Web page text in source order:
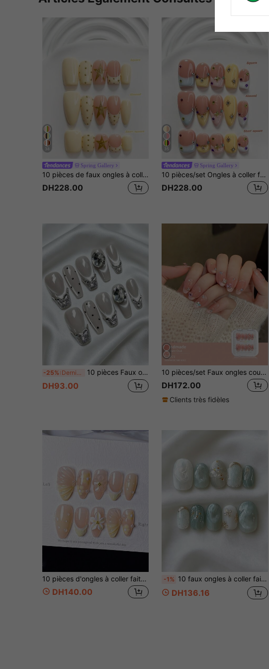
38
Spring Gallery
10 pièces de faux ongles à coller faits main de style doux et élégant, ensemble d'art des ongles en polygel, motif étoile, vernis à ongles jaune & rose, style frais, comprend des outils pour les ongles, 3 tailles disponibles, carré, carré court, forme amande, convient pour les fêtes, la danse, le port quotidien
DH228.00
35
Spring Gallery
10 pièces/set Ongles à coller faits main style fille mode douce, set d'art des ongles en polygel, décoration de strass colorés en forme d'étoile, schéma de couleurs jaune bleu rose, style frais d'été, comprend des outils pour les ongles, 3 tailles disponibles, forme carrée/carrée courte/amande, convient pour les fêtes, la danse, le port quotidien
DH228.00
-25% Derniers 3 jours 10 pièces Faux ongles à coller faits main, ongles acryliques en forme de cercueil, ongles rose nude doux & argent, ongles pailletés œil de chat, ongles français pailletés, ongles ornés de strass avec de grands diamants, ongles d'automne élégants minimalistes avant-garde, ongles à coller d'automne, convenant pour les fêtes, le quotidien, les rendez-vous, la plage, les vacances tropicales et autres occasions, art des ongles faux DIY, convenant aux femmes et aux filles comme cadeaux, fournitures pour ongles
DH93.00
10 pièces/set Faux ongles courts faits à la main, faux ongles d'été, fournitures pour ongles, manucure de plage ongles longs pour femmes et filles, forme d'amande française à la mode, réutilisables pour enseignante, étudiante, bureau, voyage, élégante tenue décontractée pour le travail
DH172.00
Clients très fidèles
10 pièces d'ongles à coller faits à la main en forme d'amande avec des fleurs jaune citron peintes à la main, des décorations en gel à motif de coquillage, un effet orange-jaune semblable à l'aurore, des fleurs à cinq pétales à pois, des vagues de fausses perles françaises, des gouttes d'eau sculptées en 3D
DH140.00
-1% 10 faux ongles à coller faits main, courts et ovales, dégradé vert menthe, style chinois frais et élégant, décorés de lignes florales dorées peintes à la main et de motifs texturés, scintillants, doux et élégants, pour les fêtes et le port quotidien.
DH136.16